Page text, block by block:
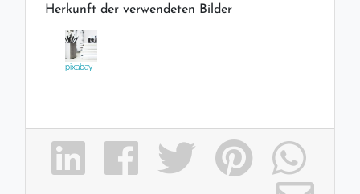
Herkunft der verwendeten Bilder
pixabay